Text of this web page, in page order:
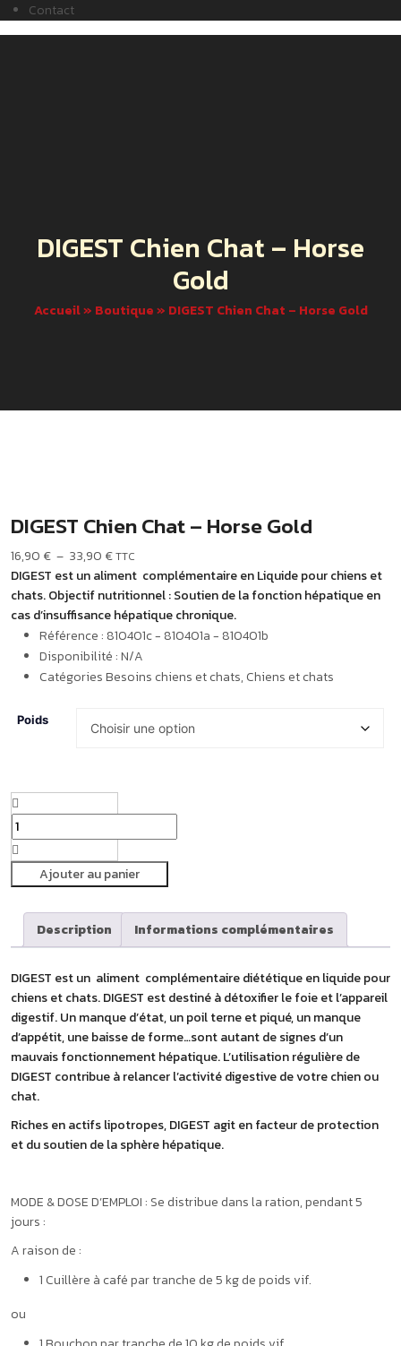
Contact
DIGEST Chien Chat – Horse
Gold
Accueil» Boutique» DIGEST Chien Chat – Horse Gold
DIGEST Chien Chat – Horse Gold
16,90 € – 33,90 €TTC
DIGEST est un aliment complémentaire en Liquide pour chiens et
chats.Objectif nutritionnel : Soutien de la fonction hépatique en
cas d’insuffisance hépatique chronique.
Référence : 810401c - 810401a - 810401b
Disponibilité :N/A
CatégoriesBesoins chiens et chats, Chiens et chats
Poids
Ajouter au panier
Description Informations complémentaires
DIGEST est un aliment complémentaire diététique en liquide pour
chiens et chats. DIGEST est destiné à détoxifier le foie et l’appareil
digestif. Un manque d’état, un poil terne et piqué, un manque
d’appétit, une baisse de forme…sont autant de signes d’un
mauvais fonctionnement hépatique. L’utilisation régulière de
DIGEST contribue à relancer l’activité digestive de votre chien ou
chat.
Riches en actifs lipotropes, DIGEST agit en facteur de protection
et du soutien de la sphère hépatique.
MODE & DOSE D’EMPLOI : Se distribue dans la ration, pendant 5
jours :
A raison de :
1 Cuillère à café par tranche de 5 kg de poids vif.
ou